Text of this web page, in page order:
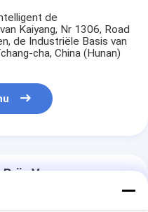
de
Kaiyang, Nr 1306, Road
de Industriële Basis van
cha, China (Hunan)
Prijs Voor